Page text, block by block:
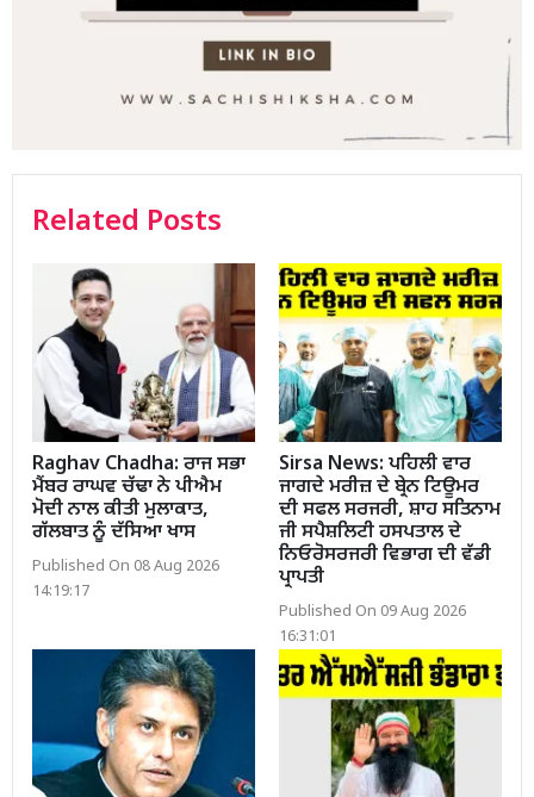
Related Posts
Raghav Chadha: ਰਾਜ ਸਭਾ
ਮੈਂਬਰ ਰਾਘਵ ਚੱਢਾ ਨੇ ਪੀਐਮ
ਮੋਦੀ ਨਾਲ ਕੀਤੀ ਮੁਲਾਕਾਤ,
ਗੱਲਬਾਤ ਨੂੰ ਦੱਸਿਆ ਖਾਸ
Published On 08 Aug 2026
14:19:17
Sirsa News: ਪਹਿਲੀ ਵਾਰ
ਜਾਗਦੇ ਮਰੀਜ਼ ਦੇ ਬ੍ਰੇਨ ਟਿਊਮਰ
ਦੀ ਸਫਲ ਸਰਜਰੀ, ਸ਼ਾਹ ਸਤਿਨਾਮ
ਜੀ ਸਪੈਸ਼ਲਿਟੀ ਹਸਪਤਾਲ ਦੇ
ਨਿਓਰੋਸਰਜਰੀ ਵਿਭਾਗ ਦੀ ਵੱਡੀ
ਪ੍ਰਾਪਤੀ
Published On 09 Aug 2026
16:31:01